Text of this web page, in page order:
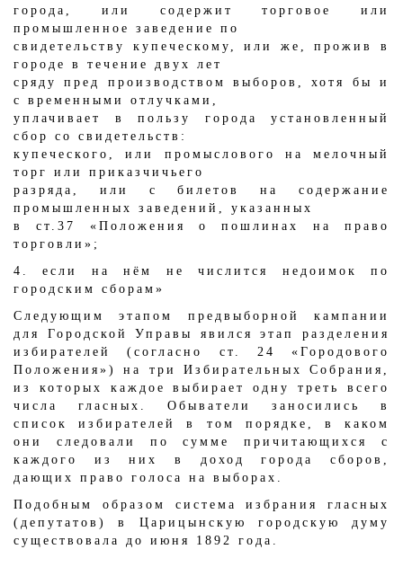
города, или содержит торговое или
промышленное заведение по
свидетельству купеческому, или же, прожив в
городе в течение двух лет
сряду пред производством выборов, хотя бы и
с временными отлучками,
уплачивает в пользу города установленный
сбор со свидетельств:
купеческого, или промыслового на мелочный
торг или приказчичьего
разряда, или с билетов на содержание
промышленных заведений, указанных
в ст.37 «Положения о пошлинах на право
торговли»;
4. если на нём не числится недоимок по
городским сборам»
Следующим этапом предвыборной кампании
для Городской Управы явился этап разделения
избирателей (согласно ст. 24 «Городового
Положения») на три Избирательных Собрания,
из которых каждое выбирает одну треть всего
числа гласных. Обыватели заносились в
список избирателей в том порядке, в каком
они следовали по сумме причитающихся с
каждого из них в доход города сборов,
дающих право голоса на выборах.
Подобным образом система избрания гласных
(депутатов) в Царицынскую городскую думу
существовала до июня 1892 года.